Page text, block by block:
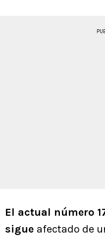
El actual número
sigue afectado de